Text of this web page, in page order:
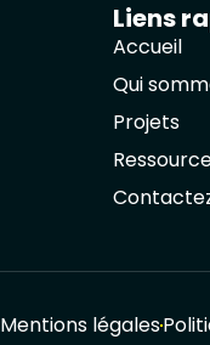
Liens
Accueil
Qui
Projets
Mentions légales